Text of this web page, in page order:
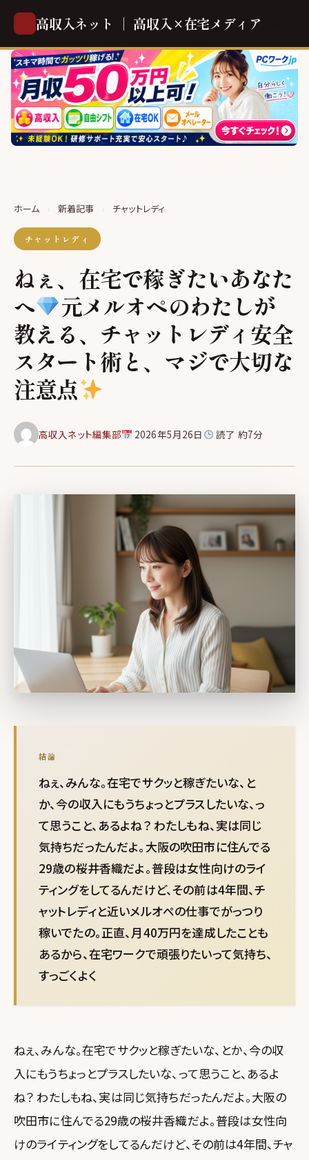
高収入ネット ｜ 高収入×在宅メディア
ホーム › 新着記事 › チャットレディ
チャットレディ
ねぇ、在宅で稼ぎたいあなた
へ
元メルオペのわたしが
教える、チャットレディ安全
スタート術と、マジで大切な
注意点
高収入ネット編集部 2026年5月26日 読了 約7分
結論
ねぇ、みんな。在宅でサクッと稼ぎたいな、と
か、今の収入にもうちょっとプラスしたいな、っ
て思うこと、あるよね？ わたしもね、実は同じ
気持ちだったんだよ。大阪の吹田市に住んでる
29歳の桜井香織だよ。普段は女性向けのライ
ティングをしてるんだけど、その前は4年間、チ
ャットレディと近いメルオペの仕事でがっつり
稼いでたの。正直、月40万円を達成したことも
あるから、在宅ワークで頑張りたいって気持ち、
すっごくよく
ねぇ、みんな。在宅でサクッと稼ぎたいな、とか、今の収
入にもうちょっとプラスしたいな、って思うこと、あるよ
ね？ わたしもね、実は同じ気持ちだったんだよ。大阪の
吹田市に住んでる29歳の桜井香織だよ。普段は女性向
けのライティングをしてるんだけど、その前は4年間、チャ